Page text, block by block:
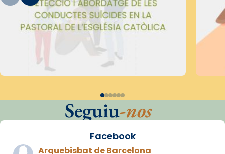
Seguiu-nos
Facebook
Arquebisbat de Barcelona